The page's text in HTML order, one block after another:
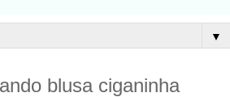
▼
blusa ciganinha